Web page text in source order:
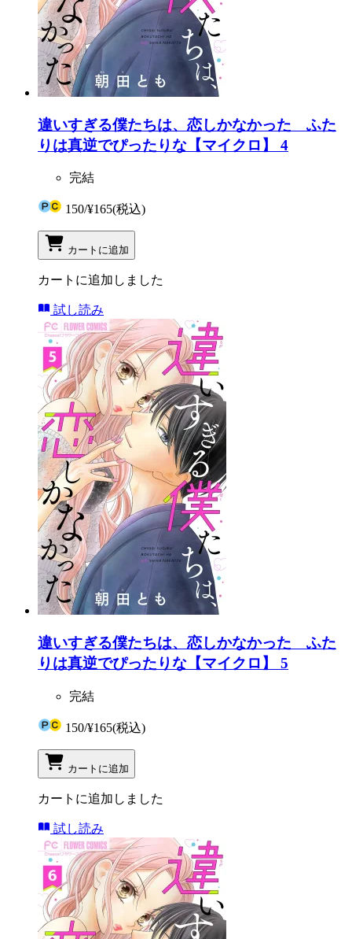
違いすぎる僕たちは、恋しかなかった ふた
りは真逆でぴったりな【マイクロ】 4
完結
150/¥165(税込)
カートに追加
カートに追加しました
試し読み
違いすぎる僕たちは、恋しかなかった ふた
りは真逆でぴったりな【マイクロ】 5
完結
150/¥165(税込)
カートに追加
カートに追加しました
試し読み